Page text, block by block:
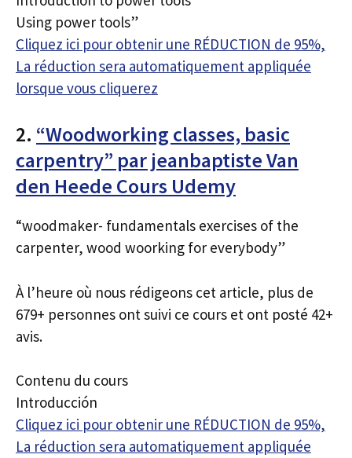
Using power tools”
Cliquez ici pour obtenir une RÉDUCTION de 95%,
La réduction sera automatiquement appliquée
lorsque vous cliquerez
2. “Woodworking classes, basic
carpentry” par jeanbaptiste Van
den Heede Cours Udemy
“woodmaker- fundamentals exercises of the
carpenter, wood woorking for everybody”
À l’heure où nous rédigeons cet article, plus de
679+ personnes ont suivi ce cours et ont posté 42+
avis.
Contenu du cours
Introducción
Cliquez ici pour obtenir une RÉDUCTION de 95%,
La réduction sera automatiquement appliquée